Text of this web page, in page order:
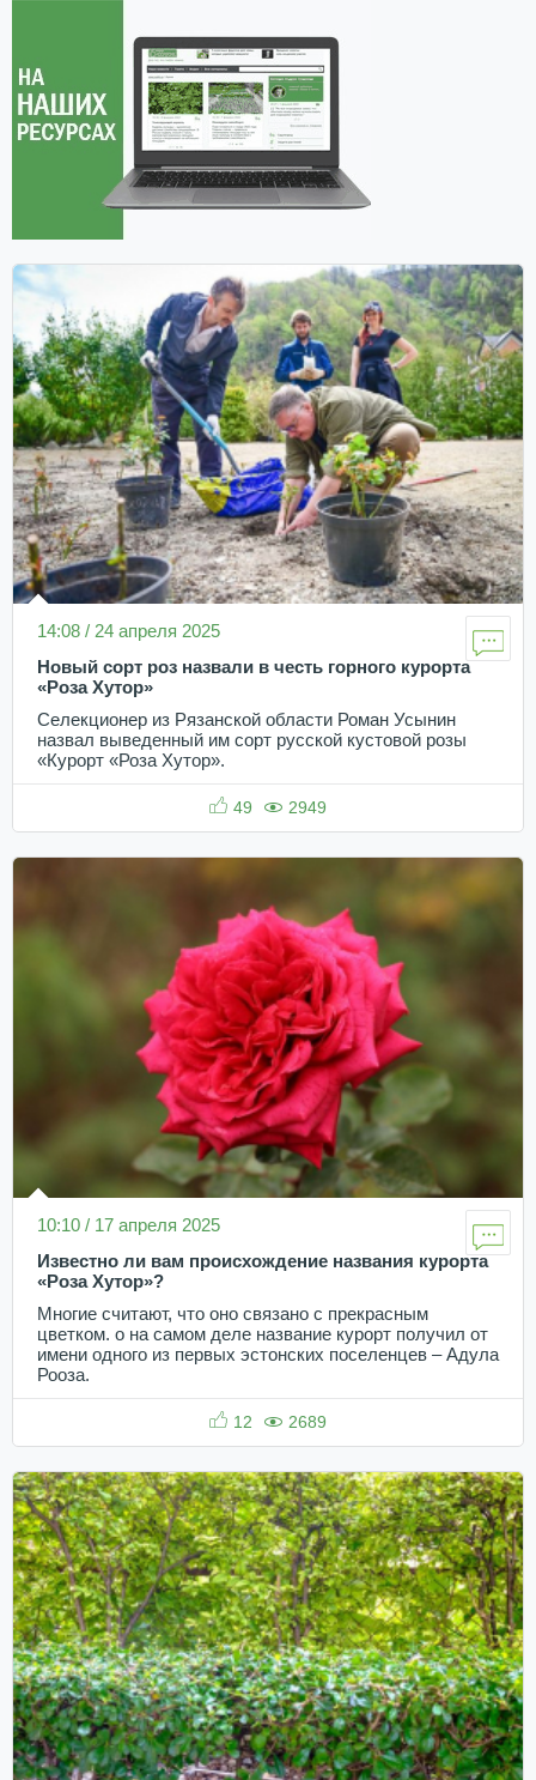
14:08 / 24 апреля 2025
Новый сорт роз назвали в честь горного курорта
«Роза Хутор»
Селекционер из Рязанской области Роман Усынин
назвал выведенный им сорт русской кустовой розы
«Курорт «Роза Хутор».
49 2949
10:10 / 17 апреля 2025
Известно ли вам происхождение названия курорта
«Роза Хутор»?
Многие считают, что оно связано с прекрасным
цветком. о на самом деле название курорт получил от
имени одного из первых эстонских поселенцев – Адула
Рооза.
12 2689